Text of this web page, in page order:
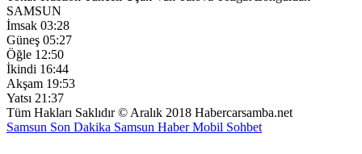
SAMSUN
İmsak 03:28
Güneş 05:27
Öğle 12:50
İkindi 16:44
Akşam 19:53
Yatsı 21:37
Tüm Hakları Saklıdır © Aralık 2018 Habercarsamba.net
Samsun Son Dakika Samsun HaberMobil Sohbet